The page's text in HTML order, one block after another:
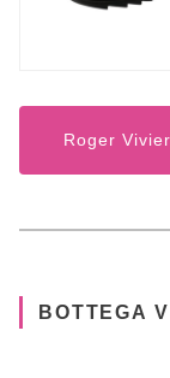
Roger
BOTTEGA